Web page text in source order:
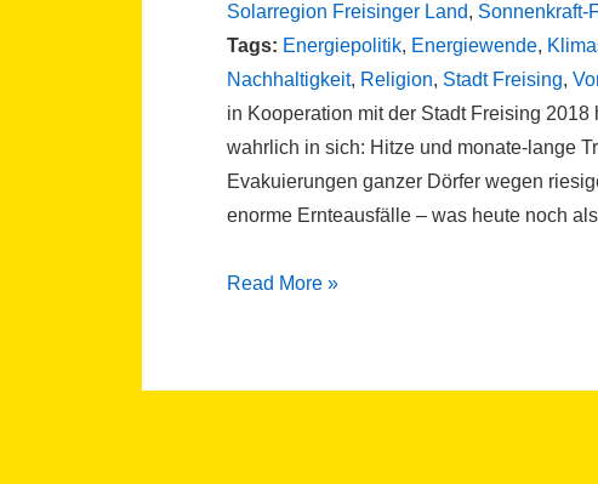
Solarregion Freisinger Land, Sonnenkraft-
Tags: Energiepolitik, Energiewende,
Nachhaltigkeit, Religion, Stadt Freising,
in Kooperation mit der Stadt Freising
wahrlich in sich: Hitze und monate-lange
Evakuierungen ganzer Dörfer wegen
enorme Ernteausfälle – was heute noch
EndzeitStimmung?!
Read More »